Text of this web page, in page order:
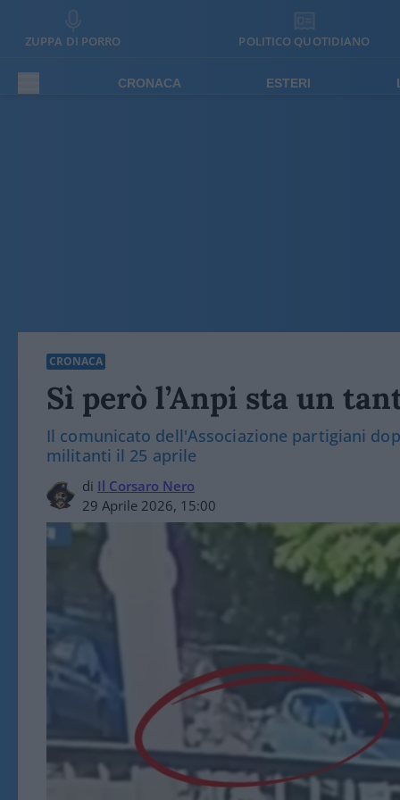
ZUPPA DI PORRO POLITICO QUOTIDIANO
CRONACA ESTERI
CRONACA
Sì però l’Anpi sta un
Il comunicato dell'Associazione partigiani
militanti il 25 aprile
di Il Corsaro Nero
29 Aprile 2026, 15:00